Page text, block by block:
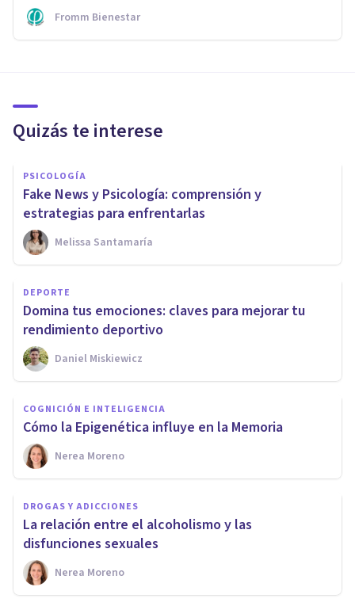
Fromm Bienestar
Quizás te interese
PSICOLOGÍA
Fake News y Psicología: comprensión y
estrategias para enfrentarlas
Melissa Santamaría
DEPORTE
Domina tus emociones: claves para mejorar tu
rendimiento deportivo
Daniel Miskiewicz
COGNICIÓN E INTELIGENCIA
Cómo la Epigenética influye en la Memoria
Nerea Moreno
DROGAS Y ADICCIONES
La relación entre el alcoholismo y las
disfunciones sexuales
Nerea Moreno